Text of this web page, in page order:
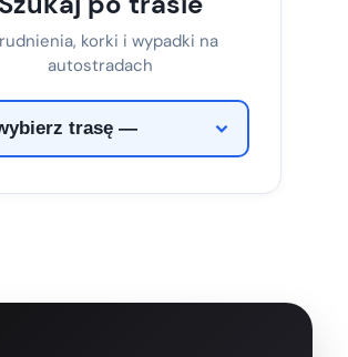
korki i wypadki na
autostradach